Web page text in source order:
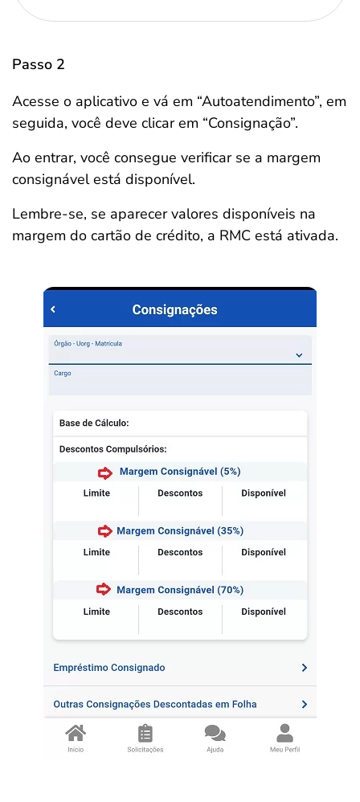
Passo 2
Acesse o aplicativo e vá em “Autoatendimento”, em
seguida, você deve clicar em “Consignação”.
Ao entrar, você consegue verificar se a margem
consignável está disponível.
Lembre-se, se aparecer valores disponíveis na
margem do cartão de crédito, a RMC está ativada.